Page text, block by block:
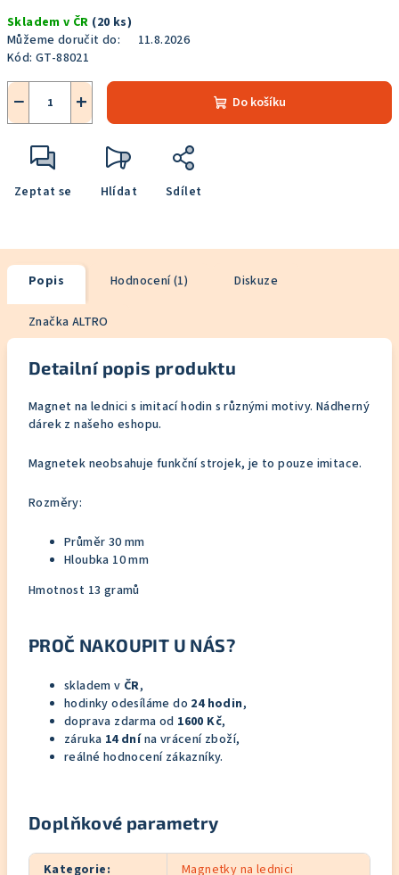
cena:
Skladem v ČR (20 ks)
Můžeme doručit do:
11.8.2026
Kód: GT-88021
+
− Do košíku
Zeptat se Hlídat Sdílet
Popis Hodnocení (1) Diskuze
Značka ALTRO
Detailní popis produktu
Magnet na lednici s imitací hodin s různými motivy. Nádherný
dárek z našeho eshopu.
Magnetek neobsahuje funkční strojek, je to pouze imitace.
Rozměry:
Průměr 30 mm
Hloubka 10 mm
Hmotnost 13 gramů
PROČ NAKOUPIT U NÁS?
skladem v ČR,
hodinky odesíláme do 24 hodin,
doprava zdarma od 1600 Kč,
záruka 14 dnína vrácení zboží,
reálné hodnocení zákazníky.
Doplňkové parametry
Kategorie:
Magnetky na lednici